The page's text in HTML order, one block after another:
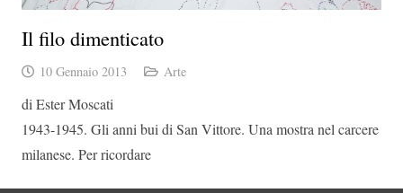
Il filo dimenticato
10 Gennaio 2013 Arte
di Ester Moscati
1943-1945. Gli anni bui di San Vittore. Una mostra nel carcere
milanese. Per ricordare